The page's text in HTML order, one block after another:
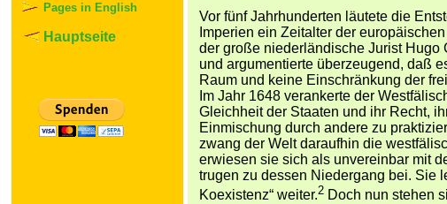
Pages in English
Hauptseite
Vor fünf Jahrhunderten läutete die
Imperien ein Zeitalter der
der große niederländische Jurist Hugo
und argumentierte überzeugend, daß
Raum und keine Einschränkung der
Im Jahr 1648 verankerte der
Gleichheit der Staaten und ihr Recht,
Einmischung durch andere zu
zwang der Welt daraufhin die
erwiesen sie sich als unvereinbar mit
trugen zu dessen Niedergang bei. Sie
Koexistenz“ weiter.2 Doch nun stehen